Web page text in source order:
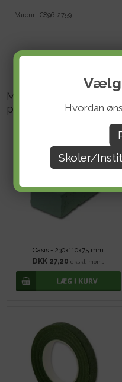
Hvordan
Skoler/
Varenr.:C896-2759
Måske er du også
produkter
Oasis - 230x110x75 mm
DKK 27,20 ekskl. moms